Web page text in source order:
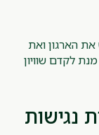
הארגון ואת
לקדם שוויון